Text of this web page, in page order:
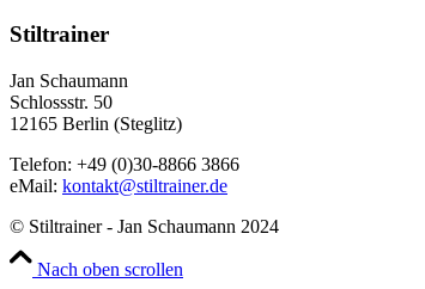
Stiltrainer
Jan Schaumann
Schlossstr. 50
12165 Berlin (Steglitz)
Telefon: +49 (0)30-8866 3866
eMail: kontakt@stiltrainer.de
© Stiltrainer - Jan Schaumann 2024
Nach oben scrollen